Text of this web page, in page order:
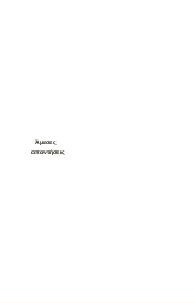
Άμεσες
απαντήσεις